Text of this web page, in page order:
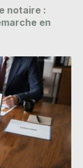
notaire :
en